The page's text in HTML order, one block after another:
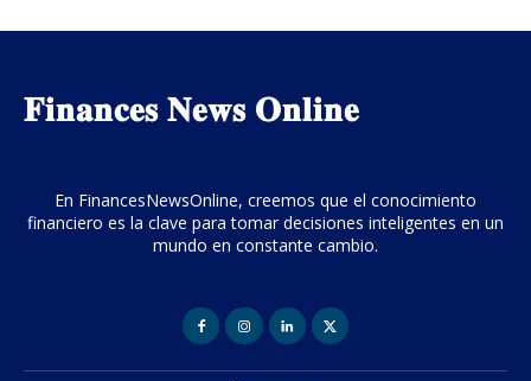
𝐅𝐢𝐧𝐚𝐧𝐜𝐞𝐬 𝐍𝐞𝐰𝐬 𝐎𝐧𝐥𝐢𝐧𝐞
En FinancesNewsOnline, creemos que el conocimiento
financiero es la clave para tomar decisiones inteligentes en un
mundo en constante cambio.